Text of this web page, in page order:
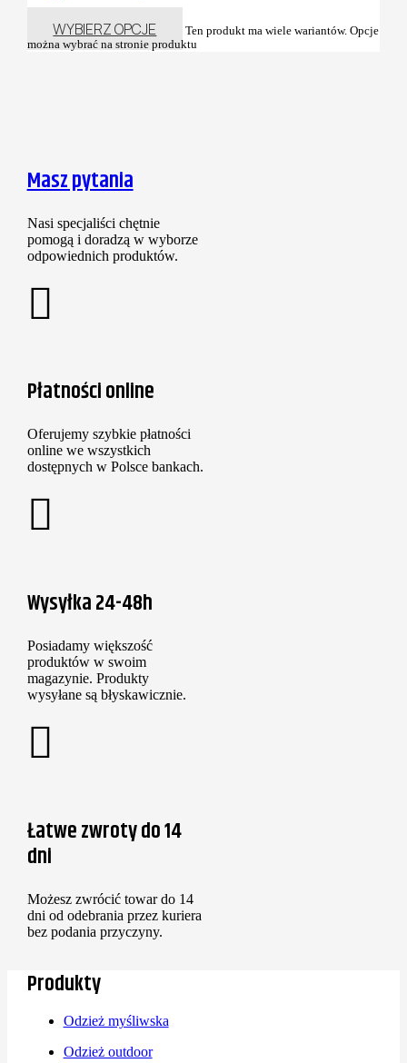
WYBIERZ OPCJE
Ten produkt ma wiele wariantów. Opcje
można wybrać na stronie produktu
Masz pytania
Nasi specjaliści chętnie
pomogą i doradzą w wyborze
odpowiednich produktów.
Płatności online
Oferujemy szybkie płatności
online we wszystkich
dostępnych w Polsce bankach.
Wysyłka 24-48h
Posiadamy większość
produktów w swoim
magazynie. Produkty
wysyłane są błyskawicznie.
Łatwe zwroty do 14
dni
Możesz zwrócić towar do 14
dni od odebrania przez kuriera
bez podania przyczyny.
Produkty
Odzież myśliwska
Odzież outdoor